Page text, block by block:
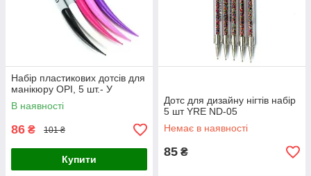
Набір пластикових дотсів для
манікюру OPI, 5 шт.- У
В наявності
86 ₴ 101 ₴
Купити
Дотс для дизайну нігтів набір
5 шт YRE ND-05
Немає в наявності
85 ₴